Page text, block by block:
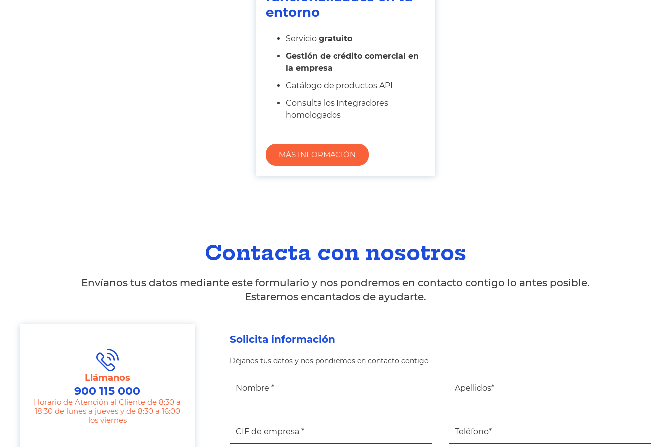
entorno
Servicio gratuito
Gestión de crédito comercial en
la empresa
Catálogo de productos API
Consulta los Integradores
homologados
MÁS INFORMACIÓN
Contacta con nosotros
Envíanos tus datos mediante este formulario y nos pondremos en contacto contigo lo antes posible.
Estaremos encantados de ayudarte.
Llámanos
900 115 000
Horario de Atención al Cliente de 8:30 a
18:30 de lunes a jueves y de 8:30 a 16:00
los viernes
Solicita información
Déjanos tus datos y nos pondremos en contacto contigo